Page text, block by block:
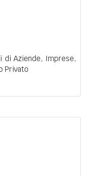
di Aziende, Imprese,
Privato